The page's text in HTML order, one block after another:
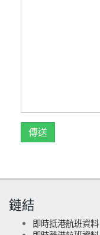
鏈結
即時抵港航班資料